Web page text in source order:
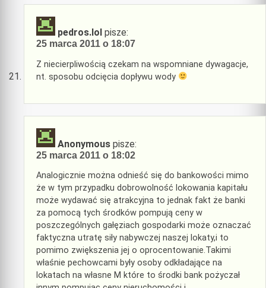
pedros.lol pisze:
25 marca 2011 o 18:07
Z niecierpliwością czekam na wspomniane dywagacje,
nt. sposobu odcięcia dopływu wody
Anonymous pisze:
25 marca 2011 o 18:02
Analogicznie można odnieść się do bankowości mimo
że w tym przypadku dobrowolność lokowania kapitału
może wydawać się atrakcyjna to jednak fakt że banki
za pomocą tych środków pompują ceny w
poszczególnych gałęziach gospodarki może oznaczać
faktyczna utratę siły nabywczej naszej lokaty,i to
pomimo zwiększenia jej o oprocentowanie.Takimi
właśnie pechowcami były osoby odkładające na
lokatach na własne M które to środki bank pożyczał